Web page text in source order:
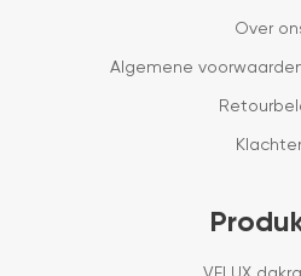
Over
Algemene